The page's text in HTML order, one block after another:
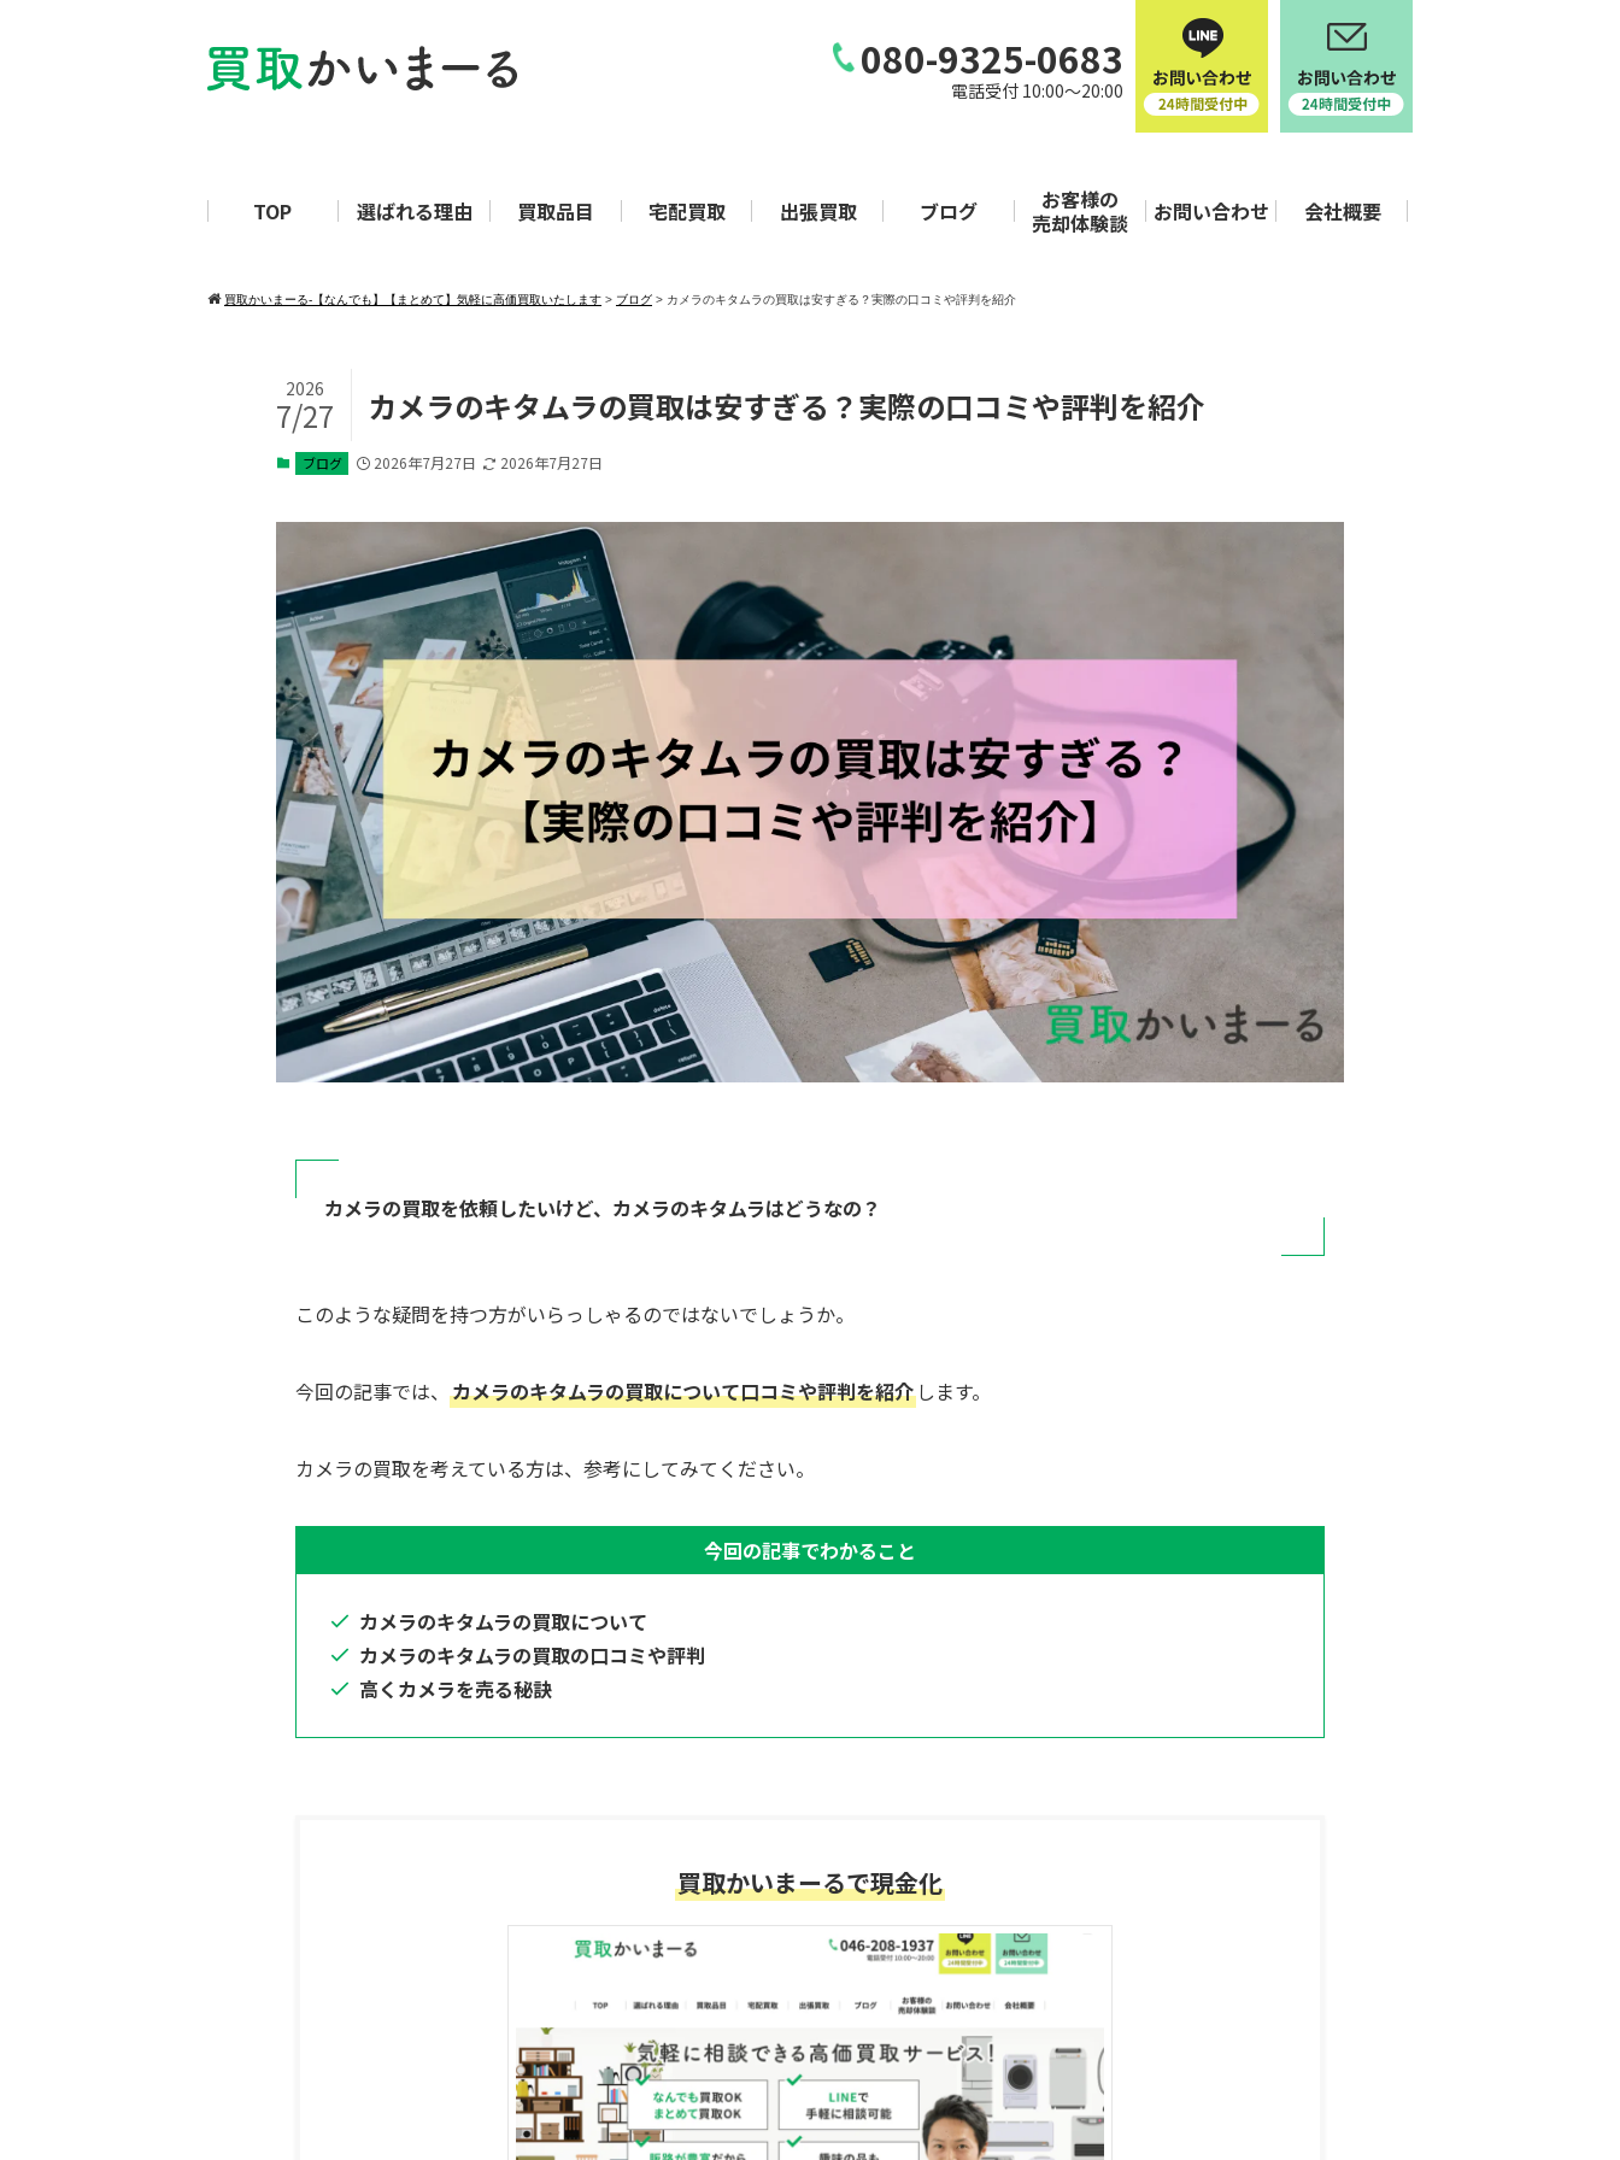
080-9325-0683
電話受付 10:00〜20:00
TOP 選ばれる理由 買取品目 宅配買取 出張買取 ブログ
お客様の
売却体験談
お問い合わせ 会社概要
買取かいまーる‐【なんでも】【まとめて】気軽に高価買取いたします > ブログ > カメラのキタムラの買取は安すぎる？実際の口コミや評判を紹介
カメラのキタムラの買取は安すぎる？実際の口コミや評判を紹介
2026
7/27
ブログ 2026年7月27日 2026年7月27日
カメラの買取を依頼したいけど、カメラのキタムラはどうなの？
このような疑問を持つ方がいらっしゃるのではないでしょうか。
今回の記事では、 カメラのキタムラの買取について口コミや評判を紹介 します。
カメラの買取を考えている方は、参考にしてみてください。
今回の記事でわかること
カメラのキタムラの買取について
カメラのキタムラの買取の口コミや評判
高くカメラを売る秘訣
買取かいまーるで現金化